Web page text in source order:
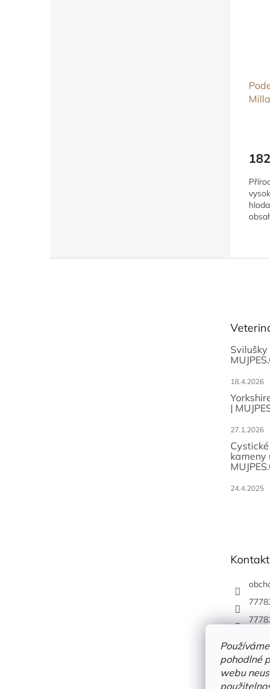
pohodlné
webu
18.4.2026
|
27.1.2026
kameny
24.4.2025
Kontakt